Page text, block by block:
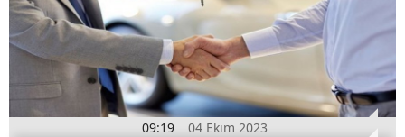
09:19 04 Ekim 2023